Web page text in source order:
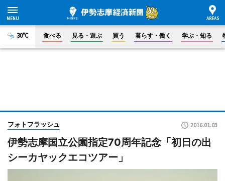
30°C 食べる 見る・遊ぶ 買う 暮らす・働く 学ぶ・知る
フォトフラッシュ 2016.01.03
伊勢志摩国立公園指定70周年記念「初日の出
シーカヤックエコツアー」